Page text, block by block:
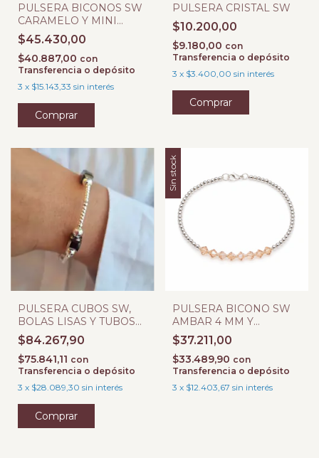
PULSERA BICONOS SW
CARAMELO Y MINI
TUBOS
$45.430,00
$40.887,00 con
Transferencia o depósito
3 x $15.143,33 sin interés
PULSERA CRISTAL SW
$10.200,00
$9.180,00 con
Transferencia o depósito
3 x $3.400,00 sin interés
PULSERA CUBOS SW,
BOLAS LISAS Y TUBOS
LABRADOS
$84.267,90
$75.841,11 con
Transferencia o depósito
3 x $28.089,30 sin interés
Sin stock
PULSERA BICONO SW
AMBAR 4 MM Y
BOLITAS 2,5 MM
$37.211,00
$33.489,90 con
Transferencia o depósito
3 x $12.403,67 sin interés